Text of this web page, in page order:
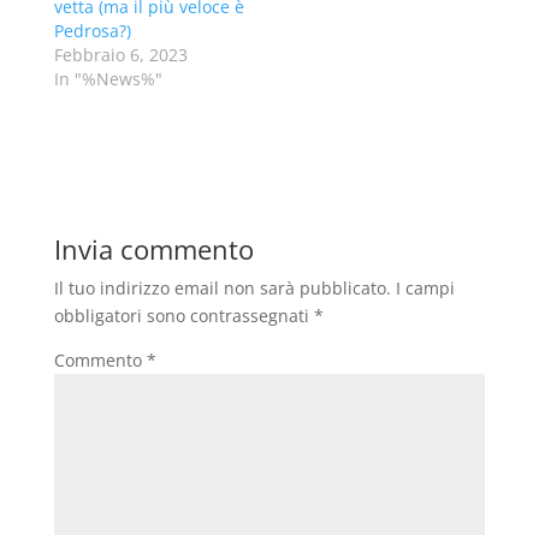
vetta (ma il più veloce è
Pedrosa?)
Febbraio 6, 2023
In "%News%"
Invia commento
Il tuo indirizzo email non sarà pubblicato. I campi
obbligatori sono contrassegnati *
Commento *